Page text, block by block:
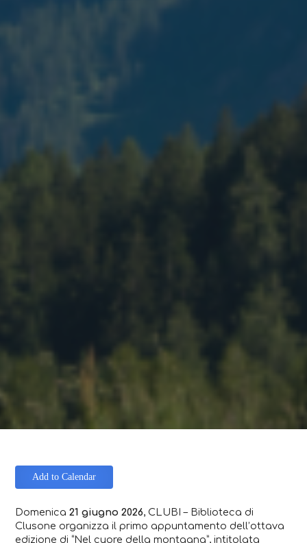
Add to Calendar
Domenica21 giugno 2026, CLUBI – Biblioteca di
Clusone organizza il primo appuntamento dell’ottava
edizione di “Nel cuore della montagna”, intitolata